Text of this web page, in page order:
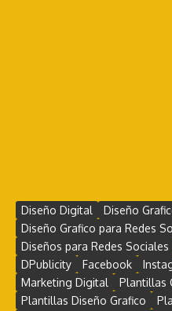
Diseño Digital
Diseño
Diseño Grafico para Redes
Diseños para Redes Sociales
DPublicity
Facebook
Marketing Digital
Plantillas
Plantillas Diseño Grafico